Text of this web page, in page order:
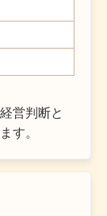
営判断と
す。